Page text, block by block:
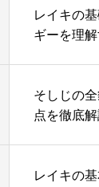
レイキの
ギーを理
そしじの
点を徹底解
レイキの